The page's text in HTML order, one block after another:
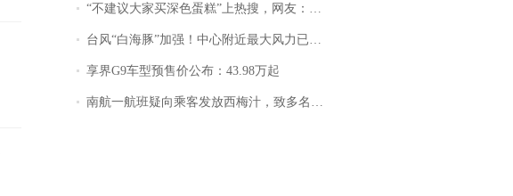
“不建议大家买深色蛋糕”上热搜，网友：天塌了！
台风“白海豚”加强！中心附近最大风力已达15级 最新研判
享界G9车型预售价公布：43.98万起
南航一航班疑向乘客发放西梅汁，致多名乘客在飞行途中排队上厕所！乘客：机上100多人只有2个厕所；客服回应：并非每架飞机都会发放西梅汁